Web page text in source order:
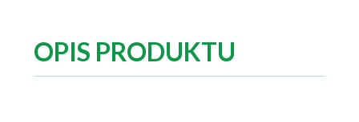
OPIS PRODUKTU